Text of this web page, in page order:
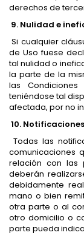
derechos de
9. Nulidad e
Si cualquier
de Uso fuese
tal nulidad o
la parte de la
las
teniéndose tal
afectada, por no
10. Notificaciones
Todas las
comunicaciones
relación con las
deberán
debidamente
mano o bien
otra parte o al
otro domicilio o
parte pueda